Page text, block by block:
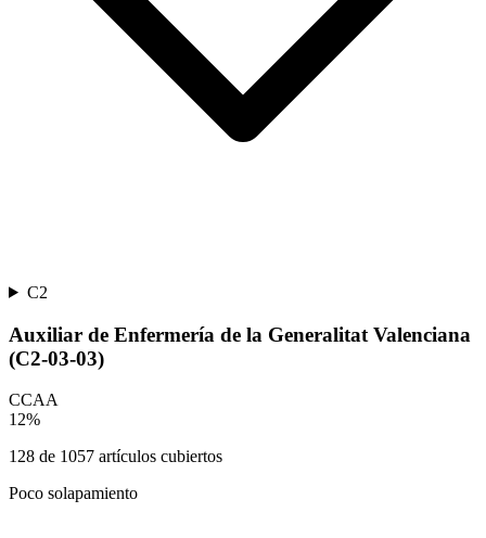
C2
Auxiliar de Enfermería de la Generalitat Valenciana
(C2-03-03)
CCAA
12%
128 de 1057 artículos cubiertos
Poco solapamiento